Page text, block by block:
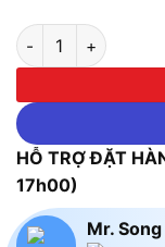
Đồng đo Điện áp
HỖ TRỢ ĐẶT
17h00)
Mr. Song